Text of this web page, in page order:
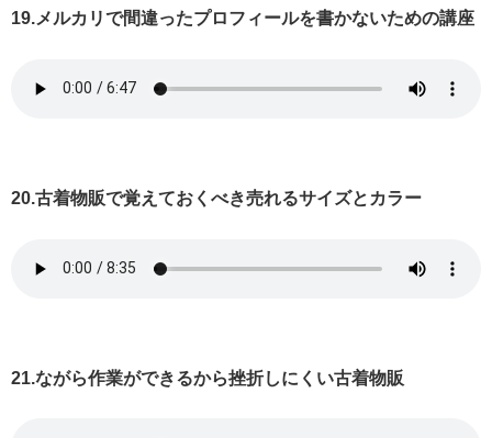
19.メルカリで間違ったプロフィールを書かないための講座
20.古着物販で覚えておくべき売れるサイズとカラー
21.ながら作業ができるから挫折しにくい古着物販